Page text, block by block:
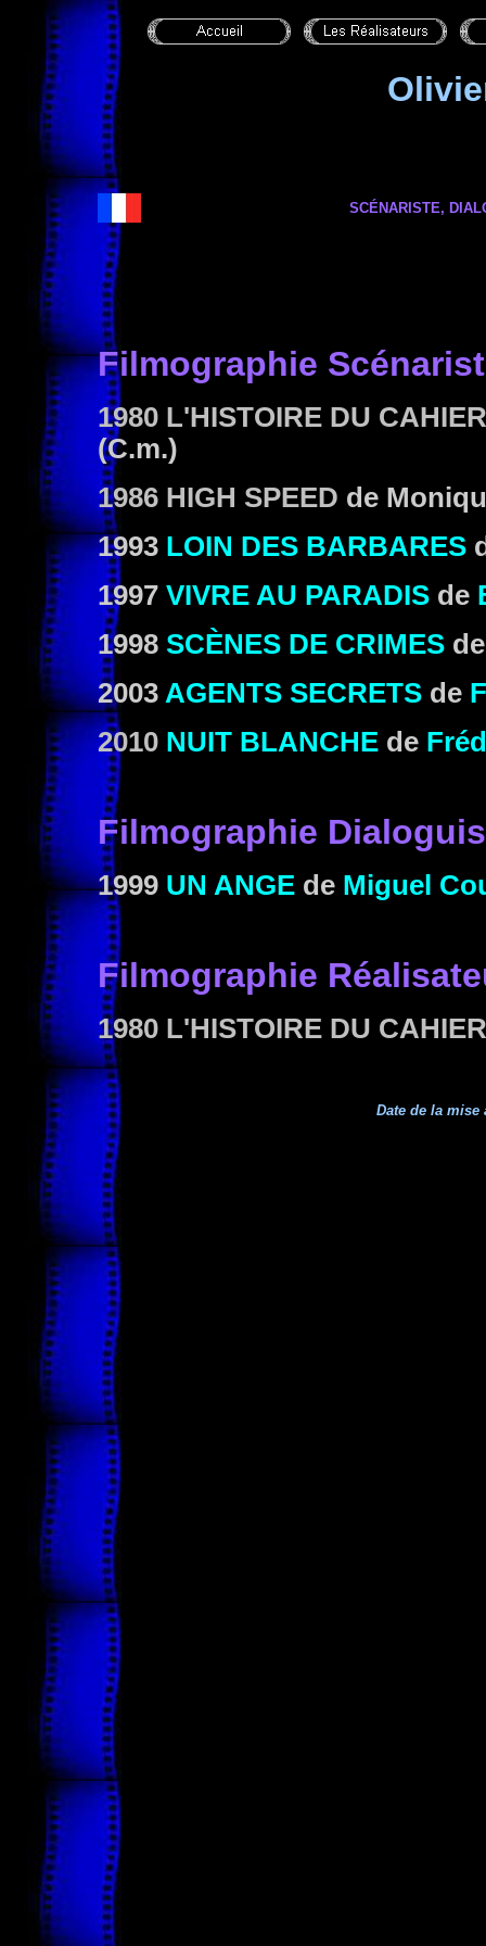
SCÉNARISTE,
Filmographie
1980 L'HISTOIRE DU
(C.m.)
1986 HIGH SPEED de
1993 LOIN DES BARBARES
1997 VIVRE AU PARADIS de
1998 SCÈNES DE CRIMES
2003 AGENTS SECRETS de
2010 NUIT BLANCHE de
Filmographie
1999 UN ANGE de Miguel
Filmographie
1980 L'HISTOIRE DU
Date de la